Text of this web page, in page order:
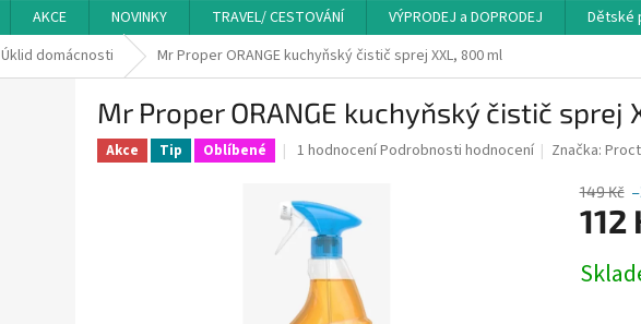
AKCE NOVINKY TRAVEL/ CESTOVÁNÍ VÝPRODEJ a DOPRODEJ Dětské
Úklid domácnosti Mr Proper ORANGE kuchyňský čistič sprej XXL, 800 ml
Mr Proper ORANGE kuchyňský čistič sprej
Akce Tip Oblíbené
Průměrné
je
5,0
hvězdiček.
1 hodnoceníPodrobnosti hodnocení Značka:
149 Kč
112
cena: